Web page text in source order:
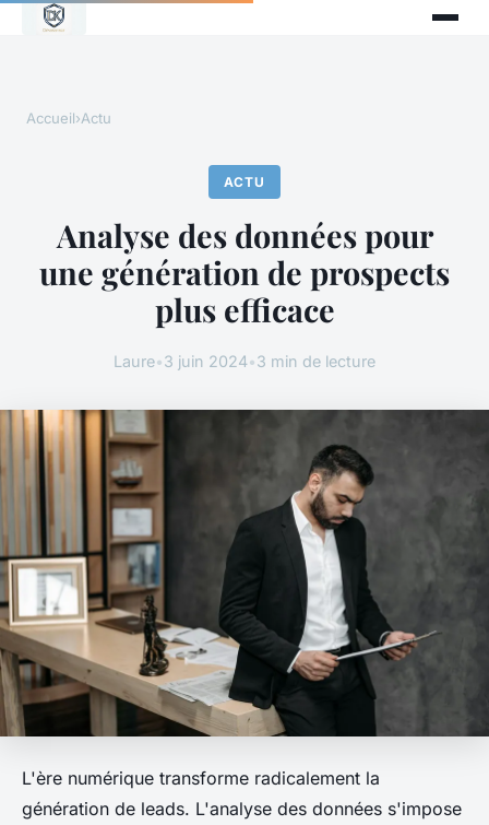
Accueil›Actu
ACTU
Analyse des données pour
une génération de prospects
plus efficace
Laure•3 juin 2024•3 min de lecture
L'ère numérique transforme radicalement la
génération de leads. L'analyse des données s'impose